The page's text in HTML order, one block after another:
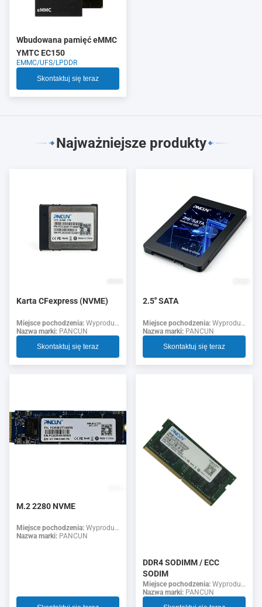
Wbudowana pamięć eMMC
YMTC EC150
EMMC/UFS/LPDDR
Skontaktuj się teraz
Najważniejsze produkty
Karta CFexpress (NVME)
Miejsce pochodzenia: Wyprodukowano w Chinach
Nazwa marki: PANCUN
Skontaktuj się teraz
2.5'' SATA
Miejsce pochodzenia: Wyprodukowano w Chinach
Nazwa marki: PANCUN
Skontaktuj się teraz
M.2 2280 NVME
Miejsce pochodzenia: Wyprodukowano w Chinach
Nazwa marki: PANCUN
DDR4 SODIMM / ECC
SODIM
Miejsce pochodzenia: Wyprodukowano w Chinach
Nazwa marki: PANCUN